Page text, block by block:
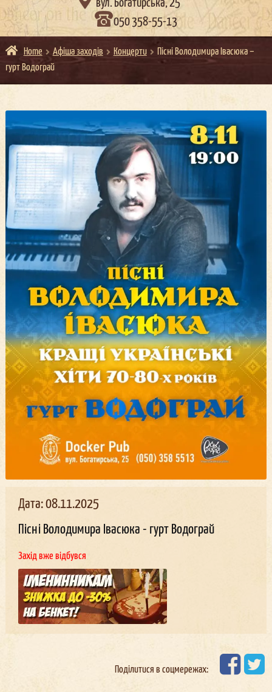
вул. Богатирська, 25
050 358-55-13
Home Афіша заходів Концерти
Пісні Володимира Івасюка –
гурт Водограй
Дата: 08.11.2025
Пісні Володимира Івасюка - гурт Водограй
Захід вже відбувся
Поділитися в соцмережах: